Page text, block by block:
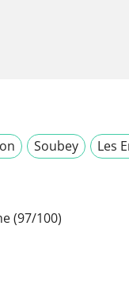
Soubey Les
(97/100)